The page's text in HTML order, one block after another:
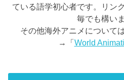
ている語学初心者です。リン
毎でも構い
その他海外アニメについて
→「World